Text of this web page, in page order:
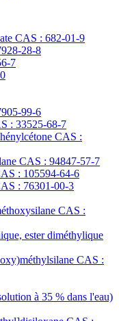
CAS : 682-01-9
28-8
7
99-6
: 33525-68-7
CAS :
CAS : 94847-57-7
: 105594-64-6
: 76301-00-3
CAS :
ester diméthylique
CAS :
à 35 % dans l'eau)